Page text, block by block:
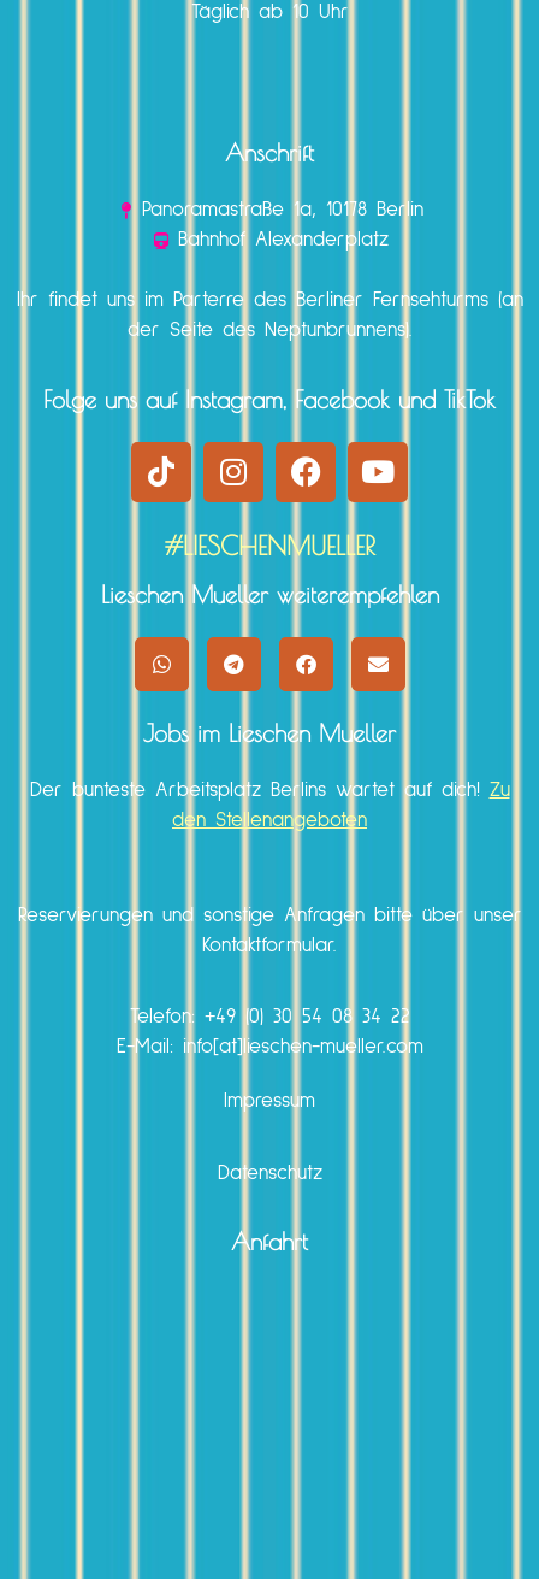
Täglich ab 10 Uhr
Anschrift
Panoramastraße 1a, 10178 Berlin
Bahnhof Alexanderplatz
Ihr findet uns im Parterre des Berliner Fernsehturms (an
der Seite des Neptunbrunnens).
Folge uns auf Instagram, Facebook und TikTok
#LIESCHENMUELLER
Lieschen Mueller weiterempfehlen
Jobs im Lieschen Mueller
Der bunteste Arbeitsplatz Berlins wartet auf dich! Zu
den Stellenangeboten
Reservierungen und sonstige Anfragen bitte über unser
Kontaktformular.
Telefon: +49 (0) 30 54 08 34 22
E-Mail: info[at]lieschen-mueller.com
Impressum
Datenschutz
Anfahrt